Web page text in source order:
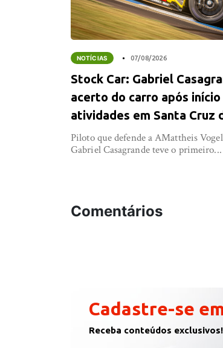
NOTÍCIAS 07/08/2026
Stock Car: Gabriel
acerto do carro após início
atividades em Santa Cruz
Piloto que defende a AMattheis
Gabriel Casagrande teve o primeiro...
Comentários
Cadastre-se
Receba conteúdos exclusivos!